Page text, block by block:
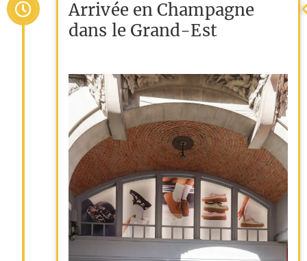
Arrivée en Champagne
dans le Grand-Est